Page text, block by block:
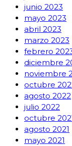
junio 2023
mayo 2023
abril 2023
marzo 2023
febrero
diciembre
noviembre
octubre
agosto 2022
julio 2022
octubre
agosto 2021
mayo 2021